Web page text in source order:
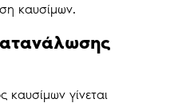
καυσίμων.
γίνεται